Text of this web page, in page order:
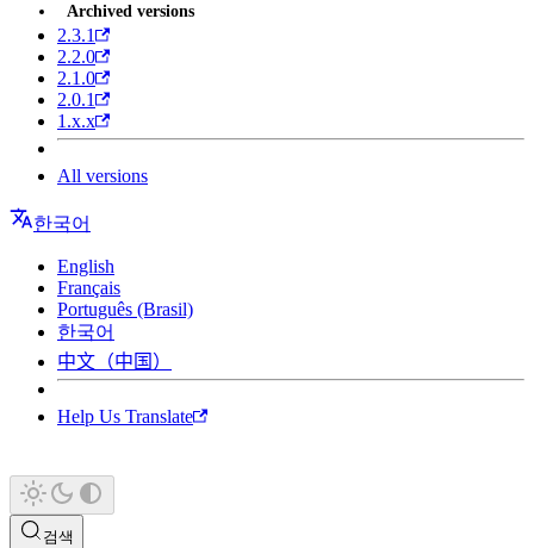
Archived versions
2.3.1
2.2.0
2.1.0
2.0.1
1.x.x
All versions
한국어
English
Français
Português (Brasil)
한국어
中文（中国）
Help Us Translate
검색